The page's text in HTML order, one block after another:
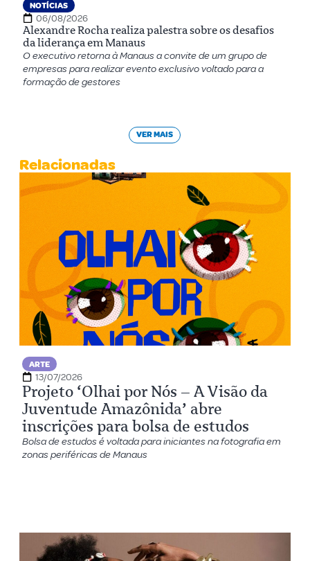
NOTÍCIAS
06/08/2026
Alexandre Rocha realiza palestra sobre os desafios
da liderança em Manaus
O executivo retorna à Manaus a convite de um grupo de
empresas para realizar evento exclusivo voltado para a
formação de gestores
VER MAIS
Relacionadas
ARTE
13/07/2026
Projeto ‘Olhai por Nós – A Visão da
Juventude Amazônida’ abre
inscrições para bolsa de estudos
Bolsa de estudos é voltada para iniciantes na fotografia em
zonas periféricas de Manaus